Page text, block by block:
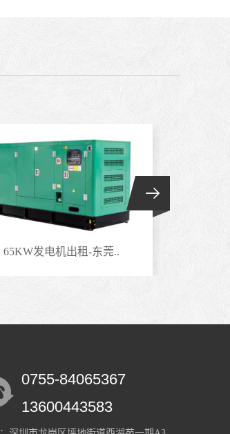
65KW发电机出租-东莞..
0755-84065367
13600443583